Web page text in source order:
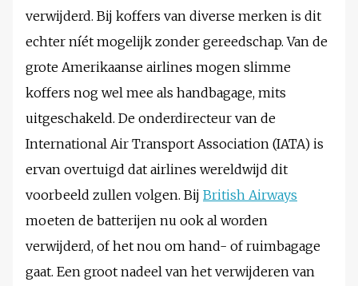
verwijderd. Bij koffers van diverse merken is dit
echter níét mogelijk zonder gereedschap. Van de
grote Amerikaanse airlines mogen slimme
koffers nog wel mee als handbagage, mits
uitgeschakeld. De onderdirecteur van de
International Air Transport Association (IATA) is
ervan overtuigd dat airlines wereldwijd dit
voorbeeld zullen volgen. Bij British Airways
moeten de batterijen nu ook al worden
verwijderd, of het nou om hand- of ruimbagage
gaat. Een groot nadeel van het verwijderen van